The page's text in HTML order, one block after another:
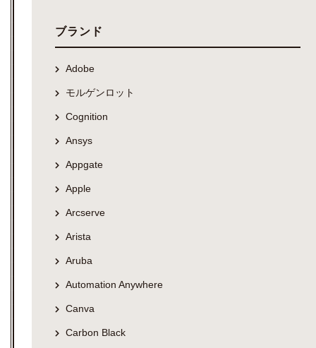
ブランド
Adobe
モルゲンロット
Cognition
Ansys
Appgate
Apple
Arcserve
Arista
Aruba
Automation Anywhere
Canva
Carbon Black